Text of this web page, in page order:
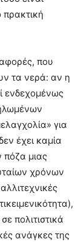
που
τα νερά: αν η
ενδεχομένως
για
έχει καμία
πόζα μιας
χρόνων
πολιτιστικά
ανάγκες της